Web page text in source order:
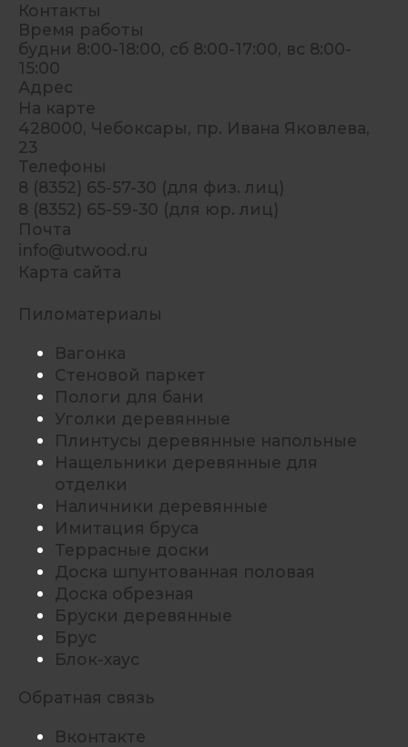
Контакты
Время работы
будни 8:00-18:00, сб 8:00-17:00, вс 8:00-
15:00
Адрес
На карте
428000, Чебоксары, пр. Ивана Яковлева,
23
Телефоны
8 (8352) 65-57-30 (для физ. лиц)
8 (8352) 65-59-30 (для юр. лиц)
Почта
info@utwood.ru
Карта сайта
Пиломатериалы
Вагонка
Стеновой паркет
Пологи для бани
Уголки деревянные
Плинтусы деревянные напольные
Нащельники деревянные для
отделки
Наличники деревянные
Имитация бруса
Террасные доски
Доска шпунтованная половая
Доска обрезная
Бруски деревянные
Брус
Блок-хаус
Обратная связь
Вконтакте